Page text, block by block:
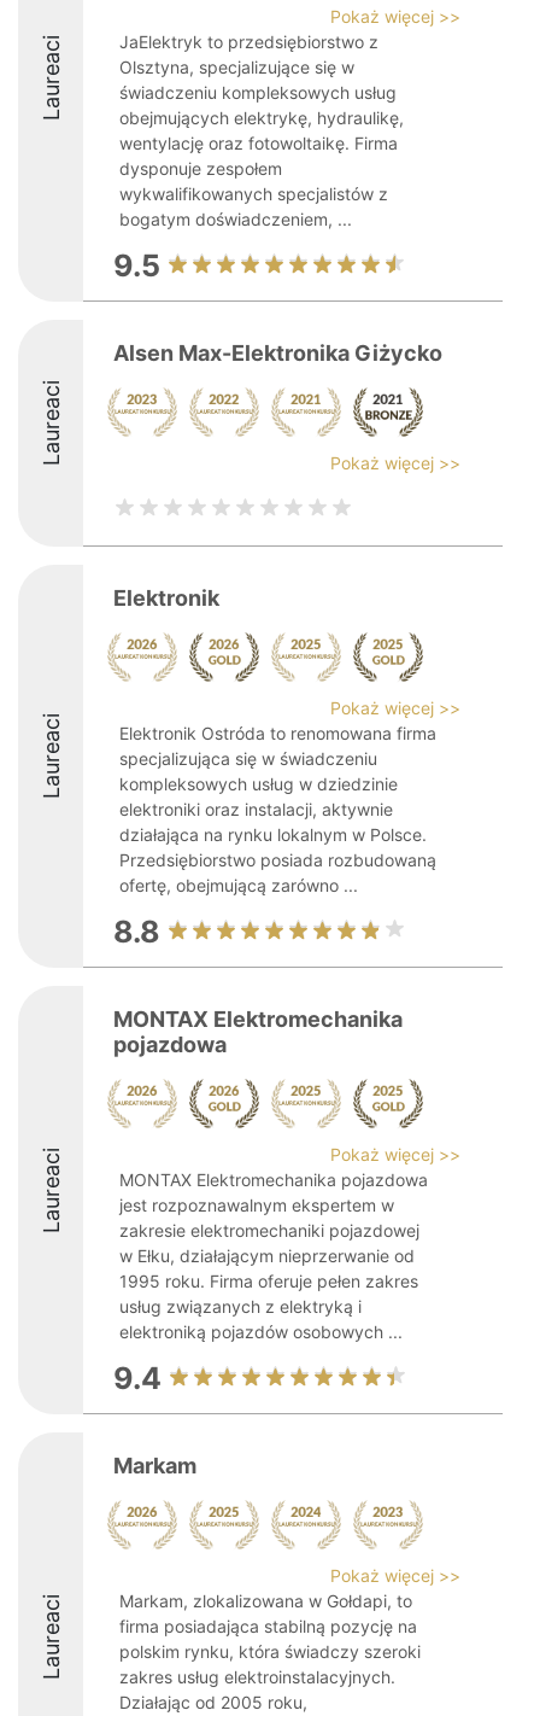
Laureaci
Pokaż więcej >>
JaElektryk to przedsiębiorstwo z
Olsztyna, specjalizujące się w
świadczeniu kompleksowych usług
obejmujących elektrykę, hydraulikę,
wentylację oraz fotowoltaikę. Firma
dysponuje zespołem
wykwalifikowanych specjalistów z
bogatym doświadczeniem, ...
9.5
Laureaci
Alsen Max-Elektronika Giżycko
Pokaż więcej >>
Laureaci
Elektronik
Pokaż więcej >>
Elektronik Ostróda to renomowana firma
specjalizująca się w świadczeniu
kompleksowych usług w dziedzinie
elektroniki oraz instalacji, aktywnie
działająca na rynku lokalnym w Polsce.
Przedsiębiorstwo posiada rozbudowaną
ofertę, obejmującą zarówno ...
8.8
Laureaci
MONTAX Elektromechanika
pojazdowa
Pokaż więcej >>
MONTAX Elektromechanika pojazdowa
jest rozpoznawalnym ekspertem w
zakresie elektromechaniki pojazdowej
w Ełku, działającym nieprzerwanie od
1995 roku. Firma oferuje pełen zakres
usług związanych z elektryką i
elektroniką pojazdów osobowych ...
9.4
Laureaci
Markam
Pokaż więcej >>
Markam, zlokalizowana w Gołdapi, to
firma posiadająca stabilną pozycję na
polskim rynku, która świadczy szeroki
zakres usług elektroinstalacyjnych.
Działając od 2005 roku,